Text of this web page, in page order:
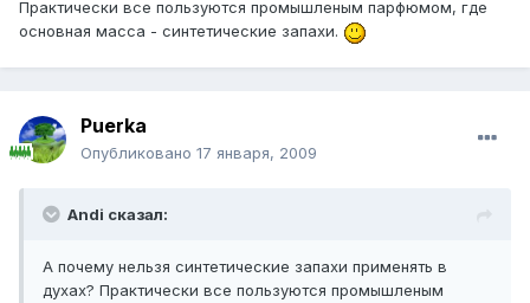
Практически все пользуются промышленым парфюмом, где
основная масса - синтетические запахи.
Puerka
Опубликовано 17 января, 2009
Andi сказал:
А почему нельзя синтетические запахи применять в
духах? Практически все пользуются промышленым